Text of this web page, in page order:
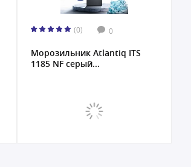
(0) 0
Морозильник Atlantiq ITS
1185 NF серый...